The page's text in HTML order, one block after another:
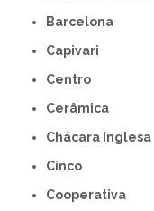
Barcelona
Capivari
Centro
Cerâmica
Chácara Inglesa
Cinco
Cooperativa